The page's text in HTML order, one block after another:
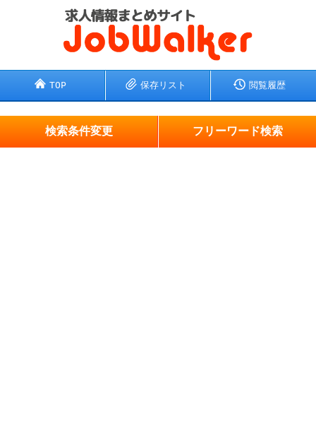
TOP 保存リスト 閲覧履歴
検索条件変更 フリーワード検索